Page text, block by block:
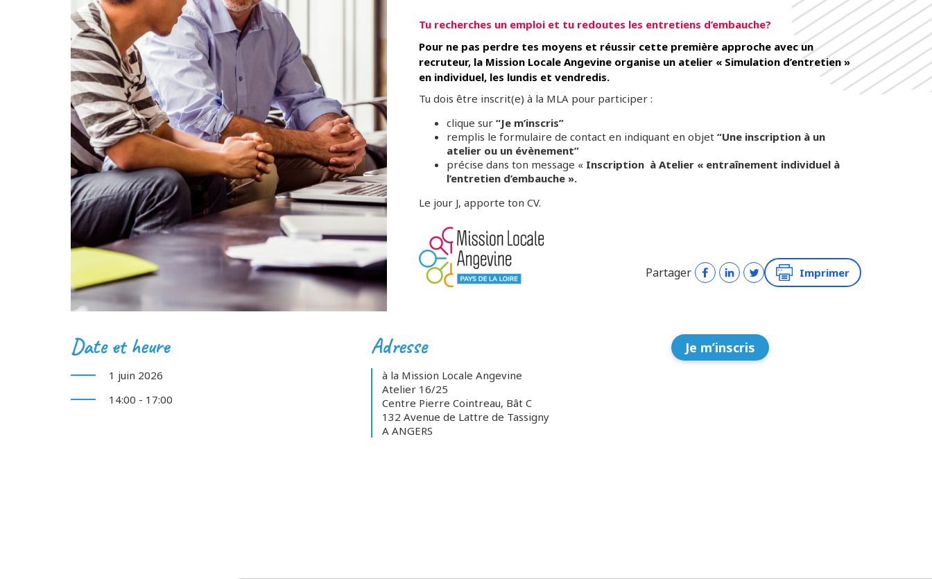
Tu recherches un emploi et tu redoutes les entretiens d’embauche?
Pour ne pas perdre tes moyens et réussir cette première approche avec un
recruteur, la Mission Locale Angevine organise un atelier « Simulation d’entretien »
en individuel, les lundis et vendredis.
Tu dois être inscrit(e) à la MLA pour participer :
clique sur“Je m’inscris”
remplis le formulaire de contact en indiquant en objet“Une inscription à un
atelier ou un évènement”
précise dans ton message « Inscription à Atelier « entraînement individuel à
l’entretien d’embauche ».
Le jour J, apporte ton CV.
Partager Imprimer
Date et heure
1 juin 2026
14:00 - 17:00
Adresse
à la Mission Locale Angevine
Atelier 16/25
Centre Pierre Cointreau, Bât C
132 Avenue de Lattre de Tassigny
A ANGERS
Je m’inscris